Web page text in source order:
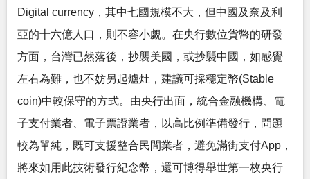
Digital currency，其中七國規模不大，但中國及奈及利
亞的十六億人口，則不容小覷。在央行數位貨幣的研發
方面，台灣已然落後，抄襲美國，或抄襲中國，如感覺
左右為難，也不妨另起爐灶，建議可採穩定幣(Stable
coin)中較保守的方式。由央行出面，統合金融機構、電
子支付業者、電子票證業者，以高比例準備發行，問題
較為單純，既可支援整合民間業者，避免滿街支付App，
將來如用此技術發行紀念幣，還可博得舉世第一枚央行